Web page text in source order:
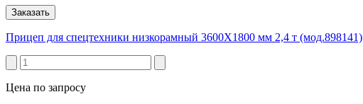
Заказать
Прицеп для спецтехники низкорамный 3600Х1800 мм 2,4 т (мод.898141)
Цена по запросу